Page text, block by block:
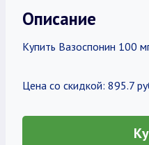
Описание
Купить Вазоспонин 100
Цена со скидкой: 895.7